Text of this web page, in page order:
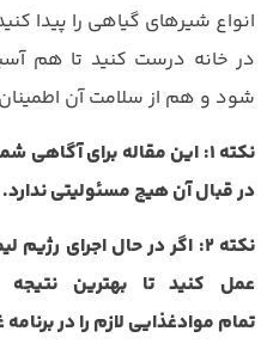
انواع شیرهای گیاهی را پیدا
در خانه درست کنید تا هم
شود و هم از سلامت آن
نکته 1: این مقاله برای
در قبال آن هیچ مسئولیتی ندارد.
نکته 2: اگر در حال اجرای
عمل کنید تا بهترین
تمام موادغذایی لازم را در